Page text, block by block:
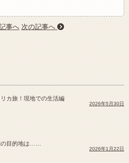
事へ 次の記事へ
カ旅！現地での生活編
2026年5月30日
の目的地は……
2026年1月22日